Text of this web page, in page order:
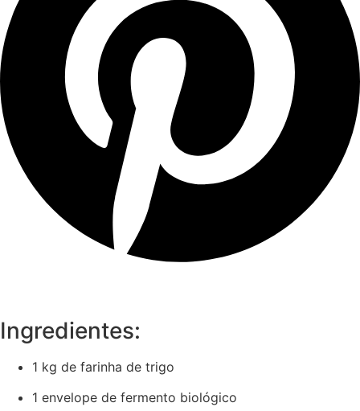
Ingredientes:
1 kg de farinha de trigo
1 envelope de fermento biológico